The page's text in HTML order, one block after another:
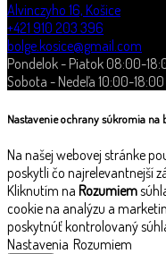
Alvinczyho 16, Košice
+421 910 203 396
bolge.kosice@gmail.com
Pondelok - Piatok 08:00-
Sobota - Nedeľa 10:00-18:00
Nastavenie ochrany súkromia na
Na našej webovej stránke
poskytli čo najrelevantnejší
Kliknutím na Rozumiem
cookie na analýzu a
poskytnúť kontrolovaný
Nastavenia Rozumiem